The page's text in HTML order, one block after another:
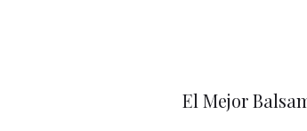
El Mejor